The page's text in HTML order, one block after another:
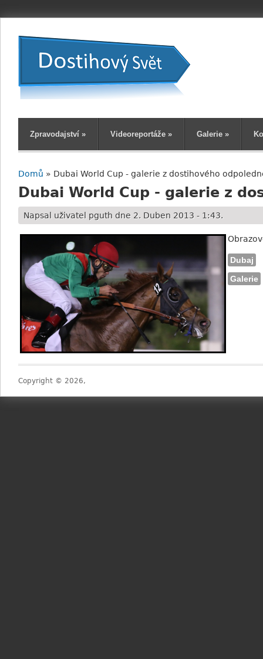
Zpravodajství » Videoreportáže » Galerie »
Jste zde
Domů » Dubai World Cup - galerie z dostihového
Dubai World Cup - galerie z
Napsal uživatel pguth dne 2. Duben 2013 - 1:43.
Dubaj
Galerie
Copyright © 2026,